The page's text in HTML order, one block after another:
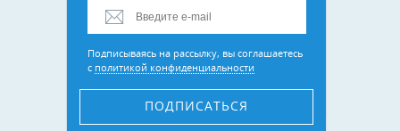
Подписываясь на рассылку, вы соглашаетесь
с политикой конфиденциальности
ПОДПИСАТЬСЯ